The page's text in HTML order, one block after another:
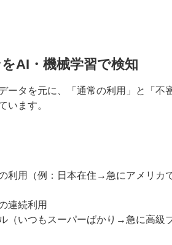
AI・機械学習で検知
ータを元に、「通常の利用」と「不
います。
利用（例：日本在住→急にアメリカ
連続利用
（いつもスーパーばかり→急に高級